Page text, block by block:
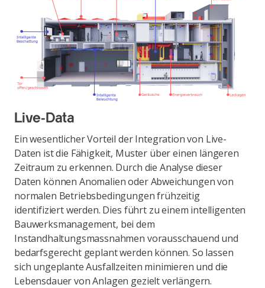
Live-Data
Ein wesentlicher Vorteil der Integration von Live-
Daten ist die Fähigkeit, Muster über einen längeren
Zeitraum zu erkennen. Durch die Analyse dieser
Daten können Anomalien oder Abweichungen von
normalen Betriebsbedingungen frühzeitig
identifiziert werden. Dies führt zu einem intelligenten
Bauwerksmanagement, bei dem
Instandhaltungsmassnahmen vorausschauend und
bedarfsgerecht geplant werden können. So lassen
sich ungeplante Ausfallzeiten minimieren und die
Lebensdauer von Anlagen gezielt verlängern.